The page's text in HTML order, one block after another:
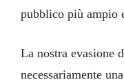
pubblico più ampio
La nostra evasione
necessariamente